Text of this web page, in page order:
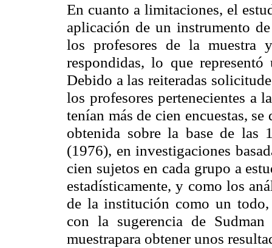
En cuanto a limitaciones, el
aplicación de un instrumento
los profesores de la muestra
respondidas, lo que
Debido a las reiteradas
los profesores pertenecientes a
tenían más de cien encuestas,
obtenida sobre la base de las
(1976), en investigaciones
cien sujetos en cada grupo a
estadísticamente, y como los
de la institución como un todo,
con la sugerencia de
muestrapara obtener unos